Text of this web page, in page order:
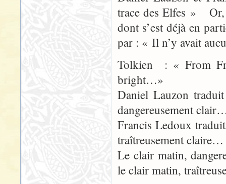
trace des Elfes » Or,
dont s’est déjà en
par : « Il n’y avait
Tolkien : « From
bright…»
Daniel Lauzon
dangereusement
Francis Ledoux
traîtreusement
Le clair matin,
le clair matin,